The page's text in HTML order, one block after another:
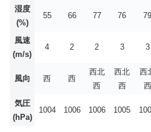
湿度
(%)
55 66 77 76 79
風速
(m/s)
4 2 2 3 3
風向 西 西
西北
西
西北
西
西
西
気圧
(hPa)
1004 1006 1006 1005